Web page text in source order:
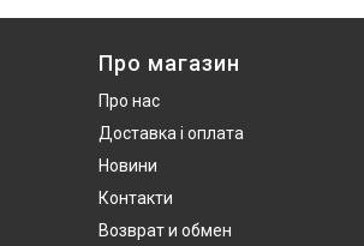
Про магазин
Про нас
Доставка і оплата
Новини
Контакти
Возврат и обмен